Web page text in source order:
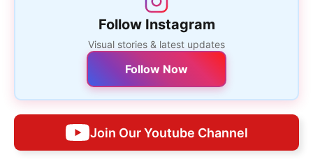
Follow Instagram
Visual stories & latest updates
Follow Now
Join Our Youtube Channel